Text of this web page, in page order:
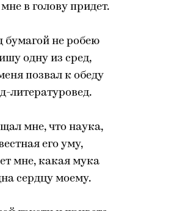
мне в голову придет.
бумагой не робею
одну из сред,
позвал к обеду
литературовед.
мне, что наука,
его уму,
мне, какая мука
сердцу моему.